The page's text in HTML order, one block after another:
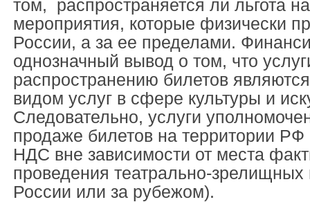
том, распространяется ли льгота
мероприятия, которые физически
России, а за ее пределами.
однозначный вывод о том, что
распространению билетов
видом услуг в сфере культуры и
Следовательно, услуги
продаже билетов на территории
НДС вне зависимости от места
проведения театрально-зрелищных
России или за рубежом).